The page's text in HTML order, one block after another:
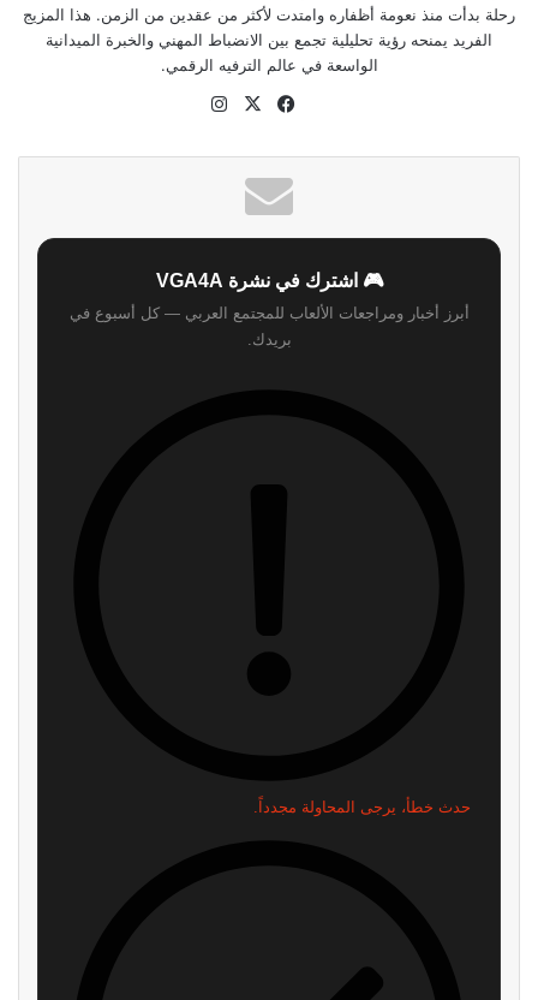
رحلة بدأت منذ نعومة أظفاره وامتدت لأكثر من عقدين من الزمن. هذا المزيج
الفريد يمنحه رؤية تحليلية تجمع بين الانضباط المهني والخبرة الميدانية
الواسعة في عالم الترفيه الرقمي.
موقع
فيسبوك
‫X
🎮 اشترك في نشرة VGA4A
أبرز أخبار ومراجعات الألعاب للمجتمع العربي — كل أسبوع في
بريدك.
حدث خطأ، يرجى المحاولة مجدداً.